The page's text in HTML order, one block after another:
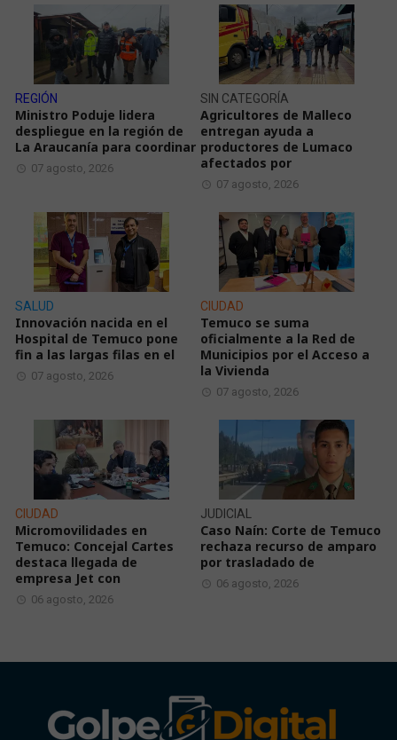
REGIÓN
Ministro Poduje lidera
despliegue en la región de
La Araucanía para coordinar
07 agosto, 2026
SIN CATEGORÍA
Agricultores de Malleco
entregan ayuda a
productores de Lumaco
afectados por
07 agosto, 2026
SALUD
Innovación nacida en el
Hospital de Temuco pone
fin a las largas filas en el
07 agosto, 2026
CIUDAD
Temuco se suma
oficialmente a la Red de
Municipios por el Acceso a
la Vivienda
07 agosto, 2026
CIUDAD
Micromovilidades en
Temuco: Concejal Cartes
destaca llegada de
empresa Jet con
06 agosto, 2026
JUDICIAL
Caso Naín: Corte de Temuco
rechaza recurso de amparo
por trasladado de
06 agosto, 2026